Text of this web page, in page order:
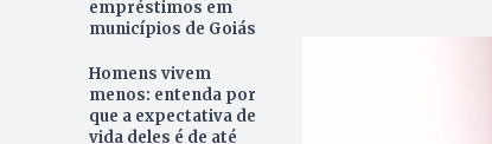
empréstimos em
municípios de Goiás
Homens vivem
menos: entenda por
que a expectativa de
vida deles é de até